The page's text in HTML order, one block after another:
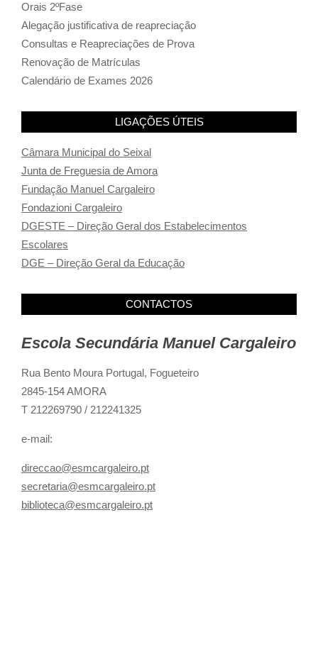
Orais 2ºFase
Alegação justificativa de reapreciação
Consultas e Reapreciações de Prova
Renovação de Matrículas
Calendário de Exames 2026
LIGAÇÕES ÚTEIS
Câmara Municipal do Seixal
Junta de Freguesia de Amora
Fundação Manuel Cargaleiro
Fondazioni Cargaleiro
DGESTE – Direção Geral dos Estabelecimentos
Escolares
DGE – Direção Geral da Educação
CONTACTOS
Escola Secundária Manuel Cargaleiro
Rua Bento Moura Portugal, Fogueteiro
2845-154 AMORA
T 212269790 / 212241325
e-mail:
direccao@esmcargaleiro.pt
secretaria@esmcargaleiro.pt
biblioteca@esmcargaleiro.pt